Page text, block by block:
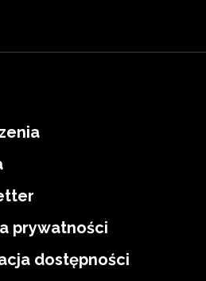
prywatności
dostępności